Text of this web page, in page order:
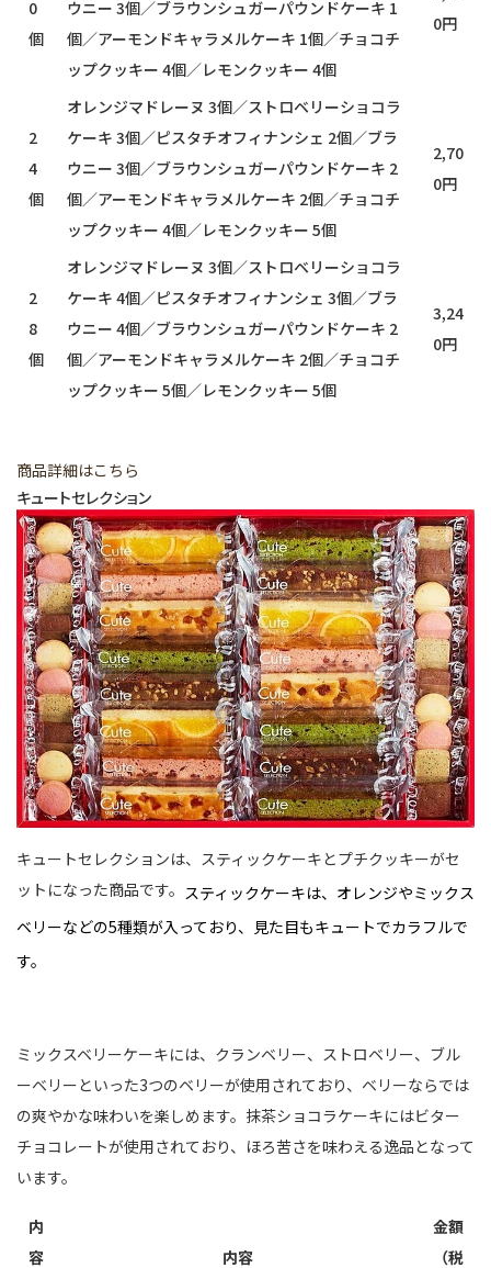
0
個
ウニー 3個／ブラウンシュガーパウンドケーキ 1
個／アーモンドキャラメルケーキ 1個／チョコチ
ップクッキー 4個／レモンクッキー 4個
0円
2
4
個
オレンジマドレーヌ 3個／ストロベリーショコラ
ケーキ 3個／ピスタチオフィナンシェ 2個／ブラ
ウニー 3個／ブラウンシュガーパウンドケーキ 2
個／アーモンドキャラメルケーキ 2個／チョコチ
ップクッキー 4個／レモンクッキー 5個
2,70
0円
2
8
個
オレンジマドレーヌ 3個／ストロベリーショコラ
ケーキ 4個／ピスタチオフィナンシェ 3個／ブラ
ウニー 4個／ブラウンシュガーパウンドケーキ 2
個／アーモンドキャラメルケーキ 2個／チョコチ
ップクッキー 5個／レモンクッキー 5個
3,24
0円
商品詳細はこちら
キュートセレクション
キュートセレクションは、スティックケーキとプチクッキーがセ
ットになった商品です。 スティックケーキは、オレンジやミックス
ベリーなどの5種類が入っており、見た目もキュートでカラフルで
す。
ミックスベリーケーキには、クランベリー、ストロベリー、ブル
ーベリーといった3つのベリーが使用されており、ベリーならでは
の爽やかな味わいを楽しめます。抹茶ショコラケーキにはビター
チョコレートが使用されており、ほろ苦さを味わえる逸品となって
います。
内
容
内容
金額
（税